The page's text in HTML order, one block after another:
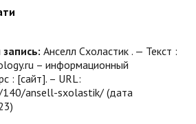
Анселл Схоластик . — Текст :
– информационный
: [сайт]. – URL:
ansell-sxolastik/ (дата